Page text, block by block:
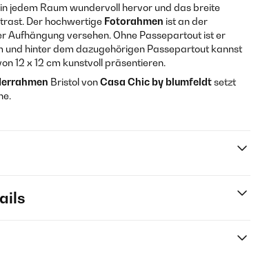
jedem Raum wundervoll hervor und das breite
Der hochwertige Fotorahmen ist an der
Aufhängung versehen. Ohne Passepartout ist er
hinter dem dazugehörigen Passepartout kannst
12 x 12 cm kunstvoll präsentieren.
Bristol vonCasa Chic by blumfeldtsetzt